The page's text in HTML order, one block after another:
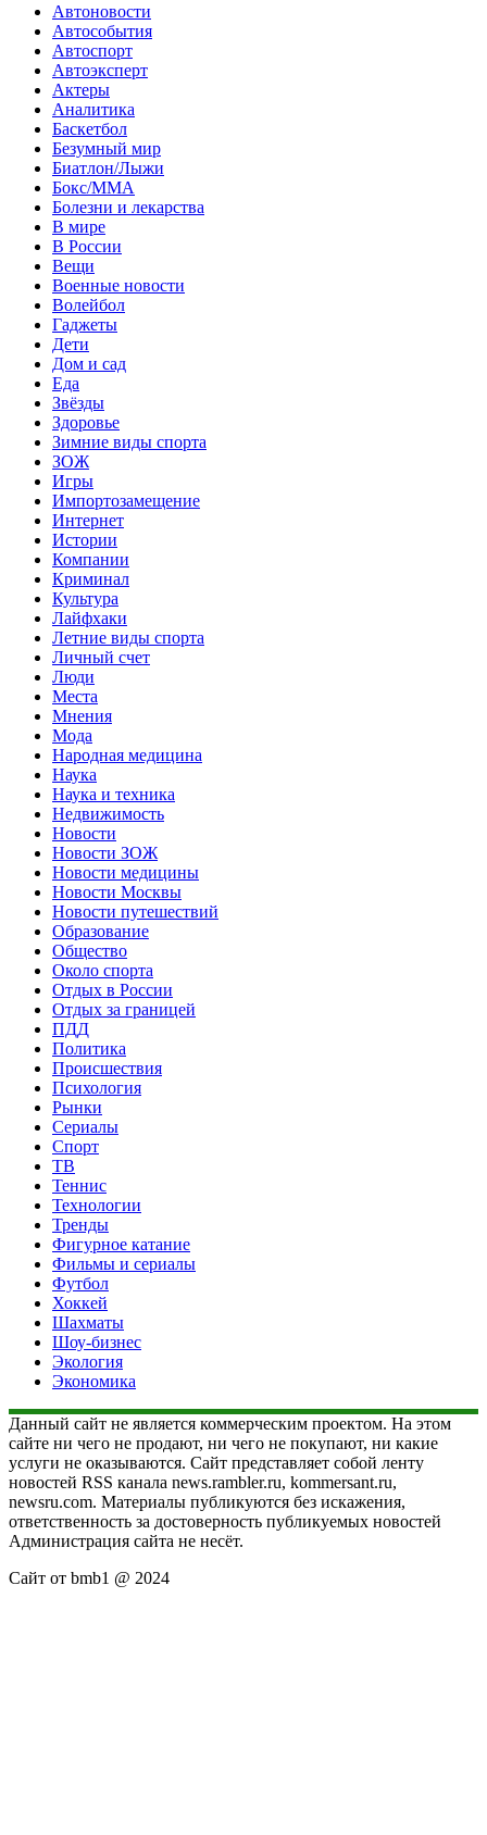
Автоновости
Автособытия
Автоспорт
Автоэксперт
Актеры
Аналитика
Баскетбол
Безумный мир
Биатлон/Лыжи
Бокс/MMA
Болезни и лекарства
В мире
В России
Вещи
Военные новости
Волейбол
Гаджеты
Дети
Дом и сад
Еда
Звёзды
Здоровье
Зимние виды спорта
ЗОЖ
Игры
Импортозамещение
Интернет
Истории
Компании
Криминал
Культура
Лайфхаки
Летние виды спорта
Личный счет
Люди
Места
Мнения
Мода
Народная медицина
Наука
Наука и техника
Недвижимость
Новости
Новости ЗОЖ
Новости медицины
Новости Москвы
Новости путешествий
Образование
Общество
Около спорта
Отдых в России
Отдых за границей
ПДД
Политика
Происшествия
Психология
Рынки
Сериалы
Спорт
ТВ
Теннис
Технологии
Тренды
Фигурное катание
Фильмы и сериалы
Футбол
Хоккей
Шахматы
Шоу-бизнес
Экология
Экономика
Данный сайт не является коммерческим проектом. На этом
сайте ни чего не продают, ни чего не покупают, ни какие
услуги не оказываются. Сайт представляет собой ленту
новостей RSS канала news.rambler.ru, kommersant.ru,
newsru.com. Материалы публикуются без искажения,
ответственность за достоверность публикуемых новостей
Администрация сайта не несёт.
Сайт от bmb1 @ 2024